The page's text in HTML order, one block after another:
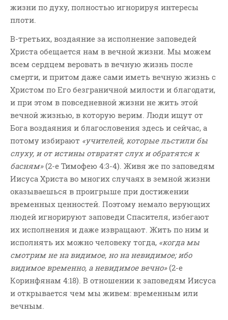
жизни по духу, полностью игнорируя интересы
плоти.
В-третьих, воздаяние за исполнение заповедей
Христа обещается нам в вечной жизни. Мы можем
всем сердцем веровать в вечную жизнь после
смерти, и притом даже сами иметь вечную жизнь с
Христом по Его безграничной милости и благодати,
и при этом в повседневной жизни не жить этой
вечной жизнью, в которую верим. Люди ищут от
Бога воздаяния и благословения здесь и сейчас, а
потому избирают «учителей, которые льстили бы
слуху, и от истины отвратят слух и обратятся к
басням»(2-е Тимофею 4:3-4). Живя же по заповедям
Иисуса Христа во многих случаях в земной жизни
оказываешься в проигрыше при достижении
временных ценностей. Поэтому немало верующих
людей игнорируют заповеди Спасителя, избегают
их исполнения и даже извращают. Жить по ним и
исполнять их можно человеку тогда, «когда мы
смотрим не на видимое, но на невидимое; ибо
видимое временно, а невидимое вечно»(2-е
Коринфянам 4:18). В отношении к заповедям Иисуса
и открывается чем мы живем: временным или
вечным.